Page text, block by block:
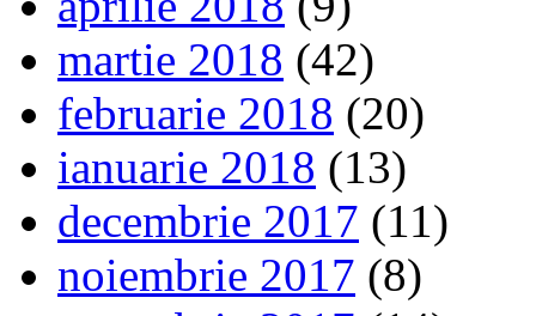
martie 2018 (42)
februarie 2018 (20)
ianuarie 2018 (13)
decembrie 2017 (11)
noiembrie 2017 (8)